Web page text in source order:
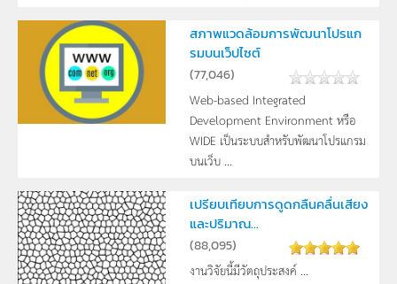
สภาพแวดล้อมการพัฒนาโปรแก
รมบนเว็ปไซต์
(77,046)
Web-based Integrated
Development Environment หรือ
WIDE เป็นระบบสำหรับพัฒนาโปรแกรม
บนเว็บ ...
เปรียบเทียบการดูดกลืนคลื่นเสียง
และปริมาณ...
(88,095)
งานวิจัยนี้มีวัตถุประสงค์ ...